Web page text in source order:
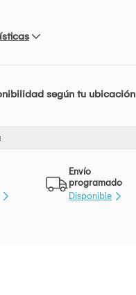
según tu ubicación
Envío
programado
Disponible